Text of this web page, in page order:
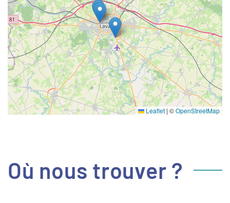
Leaflet | ©OpenStreetMap
Où nous trouver ?